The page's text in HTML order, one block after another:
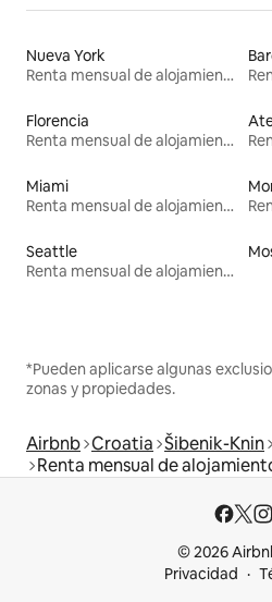
Nueva York
Renta mensual de alojamientos
Florencia
Renta mensual de alojamientos
Miami
Renta mensual de alojamientos
Seattle
Renta mensual de alojamientos
*Pueden aplicarse algunas
zonas y propiedades.
Airbnb Croatia Šibenik-Knin
Renta mensual de
© 2026
Privacidad